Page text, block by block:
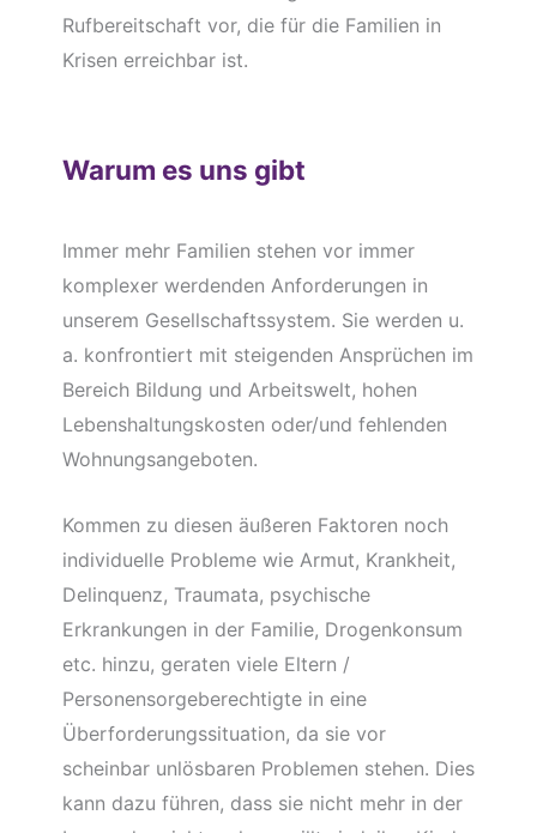
Rufbereitschaft vor, die für die Familien in
Krisen erreichbar ist.
Warum es uns gibt
Immer mehr Familien stehen vor immer
komplexer werdenden Anforderungen in
unserem Gesellschaftssystem. Sie werden u.
a. konfrontiert mit steigenden Ansprüchen im
Bereich Bildung und Arbeitswelt, hohen
Lebenshaltungskosten oder/und fehlenden
Wohnungsangeboten.
Kommen zu diesen äußeren Faktoren noch
individuelle Probleme wie Armut, Krankheit,
Delinquenz, Traumata, psychische
Erkrankungen in der Familie, Drogenkonsum
etc. hinzu, geraten viele Eltern /
Personensorgeberechtigte in eine
Überforderungssituation, da sie vor
scheinbar unlösbaren Problemen stehen. Dies
kann dazu führen, dass sie nicht mehr in der